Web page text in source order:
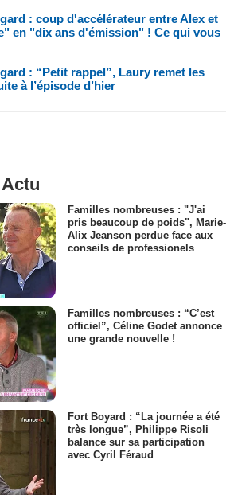
: coup d'accélérateur entre Alex et
en "dix ans d'émission" ! Ce qui vous
: “Petit rappel”, Laury remet les
à l’épisode d’hier
Familles nombreuses : "J'ai
pris beaucoup de poids", Marie-
Alix Jeanson perdue face aux
conseils de professionels
Familles nombreuses : “C’est
officiel”, Céline Godet annonce
une grande nouvelle !
Fort Boyard : “La journée a été
très longue”, Philippe Risoli
balance sur sa participation
avec Cyril Féraud